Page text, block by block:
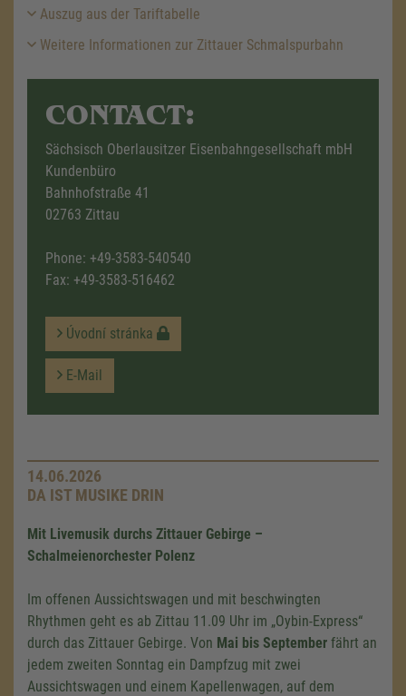
Auszug aus der Tariftabelle
Weitere Informationen zur Zittauer Schmalspurbahn
CONTACT:
Sächsisch Oberlausitzer Eisenbahngesellschaft mbH
Kundenbüro
Bahnhofstraße 41
02763 Zittau
Phone: +49-3583-540540
Fax: +49-3583-516462
Úvodní stránka
E-Mail
14.06.2026
DA IST MUSIKE DRIN
Mit Livemusik durchs Zittauer Gebirge –
Schalmeienorchester Polenz
Im offenen Aussichtswagen und mit beschwingten
Rhythmen geht es ab Zittau 11.09 Uhr im „Oybin-Express“
durch das Zittauer Gebirge. Von Mai bis September fährt an
jedem zweiten Sonntag ein Dampfzug mit zwei
Aussichtswagen und einem Kapellenwagen, auf dem